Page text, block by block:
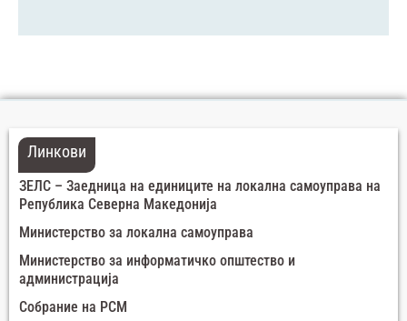
Линкови
ЗЕЛС – Заедница на единиците на локална самоуправа на
Република Северна Македонија
Министерство за локална самоуправа
Министерство за информатичко општество и
администрација
Собрание на РСМ